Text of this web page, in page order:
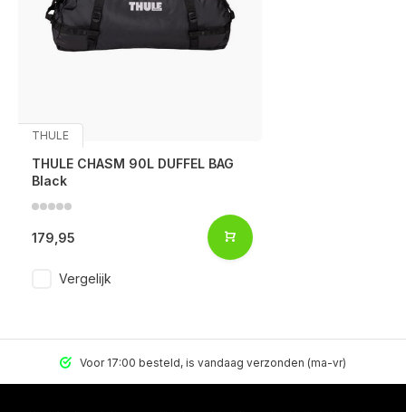
THULE
THULE CHASM 90L DUFFEL BAG
Black
179,95
Vergelijk
Voor 17:00 besteld, is vandaag verzonden (ma-vr)